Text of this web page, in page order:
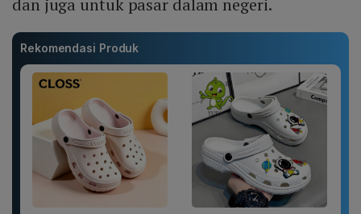
dan juga untuk pasar dalam negeri.
Rekomendasi Produk